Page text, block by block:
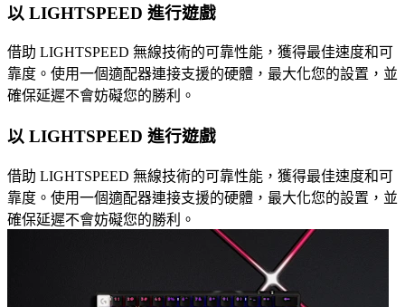
以 LIGHTSPEED 進行遊戲
借助 LIGHTSPEED 無線技術的可靠性能，獲得最佳速度和可
靠度。使用一個適配器連接支援的硬體，最大化您的設置，並
確保延遲不會妨礙您的勝利。
以 LIGHTSPEED 進行遊戲
借助 LIGHTSPEED 無線技術的可靠性能，獲得最佳速度和可
靠度。使用一個適配器連接支援的硬體，最大化您的設置，並
確保延遲不會妨礙您的勝利。